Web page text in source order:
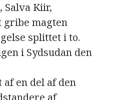
Kiir,
gribe magten
splittet i to.
i Sydsudan den
en del af den
af